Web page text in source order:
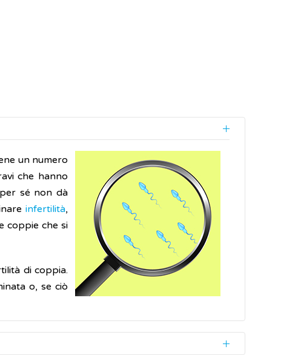
un numero
che hanno
sé non dà
infertilità,
coppie che si
di coppia.
o, se ciò